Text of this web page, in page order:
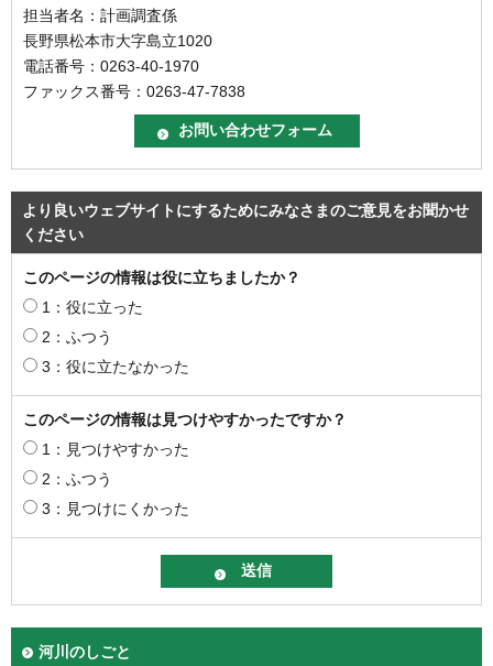
担当者名：計画調査係
長野県松本市大字島立1020
電話番号：0263-40-1970
ファックス番号：0263-47-7838
より良いウェブサイトにするためにみなさまのご意見をお聞かせ
ください
このページの情報は役に立ちましたか？
1：役に立った
2：ふつう
3：役に立たなかった
このページの情報は見つけやすかったですか？
1：見つけやすかった
2：ふつう
3：見つけにくかった
河川のしごと